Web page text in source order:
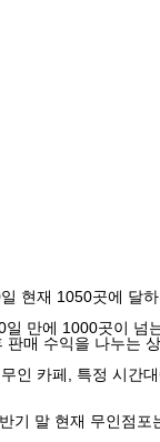
현재 1050곳에 달
만에 1000곳이 넘
매 수익을 나누는
카페, 특정 시간
기 말 현재 무인점포